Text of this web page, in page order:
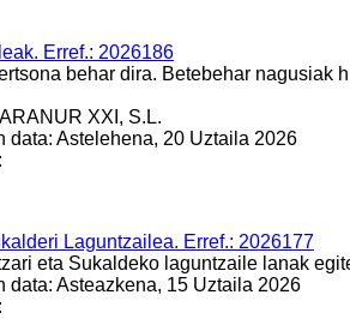
Erref.: 2026186
behar dira. Betebehar nagusiak
ARANUR XXI, S.L.
data: Astelehena, 20 Uztaila 2026
Laguntzailea. Erref.: 2026177
eta Sukaldeko laguntzaile lanak
data: Asteazkena, 15 Uztaila 2026